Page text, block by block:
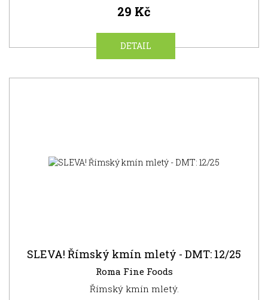
29 Kč
DETAIL
SLEVA! Římský kmín mletý - DMT: 12/25
Roma Fine Foods
Římský kmín mletý.